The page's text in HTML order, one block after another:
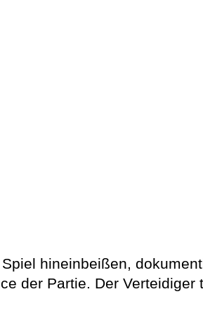
hineinbeißen,
der Partie. Der